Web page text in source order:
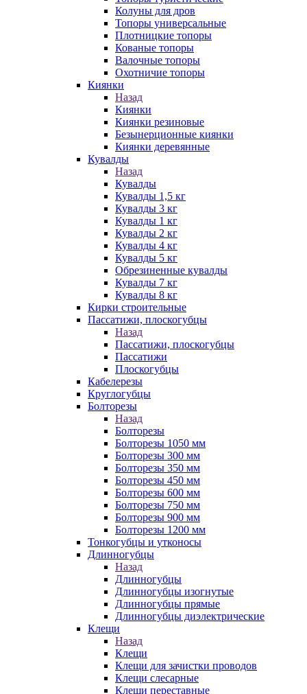
Колуны для дров
Топоры универсальные
Плотницкие топоры
Кованые топоры
Валочные топоры
Охотничие топоры
Киянки
Назад
Киянки
Киянки резиновые
Безынерционные киянки
Киянки деревянные
Кувалды
Назад
Кувалды
Кувалды 1,5 кг
Кувалды 3 кг
Кувалды 1 кг
Кувалды 2 кг
Кувалды 4 кг
Кувалды 5 кг
Обрезиненные кувалды
Кувалды 7 кг
Кувалды 8 кг
Кирки строительные
Пассатижи, плоскогубцы
Назад
Пассатижи, плоскогубцы
Пассатижи
Плоскогубцы
Кабелерезы
Круглогубцы
Болторезы
Назад
Болторезы
Болторезы 1050 мм
Болторезы 300 мм
Болторезы 350 мм
Болторезы 450 мм
Болторезы 600 мм
Болторезы 750 мм
Болторезы 900 мм
Болторезы 1200 мм
Тонкогубцы и утконосы
Длинногубцы
Назад
Длинногубцы
Длинногубцы изогнутые
Длинногубцы прямые
Длинногубцы диэлектрические
Клещи
Назад
Клещи
Клещи для зачистки проводов
Клещи слесарные
Клещи переставные